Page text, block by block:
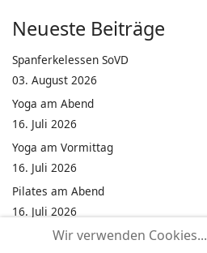
Neueste Beiträge
Spanferkelessen SoVD
03. August 2026
Yoga am Abend
16. Juli 2026
Yoga am Vormittag
16. Juli 2026
Pilates am Abend
16. Juli 2026
Jumping Fitness Intervall
Wir verwenden Cookies...